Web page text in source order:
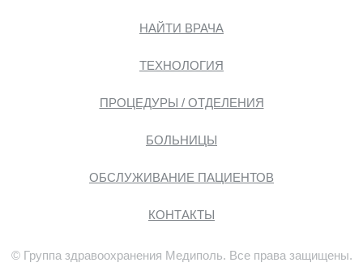
НАЙТИ ВРАЧА
ТЕХНОЛОГИЯ
ПРОЦЕДУРЫ / ОТДЕЛЕНИЯ
БОЛЬНИЦЫ
ОБСЛУЖИВАНИЕ ПАЦИЕНТОВ
КОНТАКТЫ
© Группа здравоохранения Медиполь. Все права защищены.